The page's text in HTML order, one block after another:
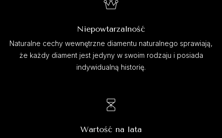
Niepowtarzalność
Naturalne cechy wewnętrzne diamentu naturalnego sprawiają,
że każdy diament jest jedyny w swoim rodzaju i posiada
indywidualną historię.
Wartość na lata